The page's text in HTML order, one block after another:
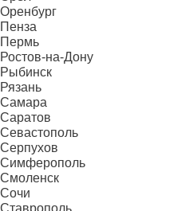
Оренбург
Пенза
Пермь
Ростов-на-Дону
Рыбинск
Рязань
Самара
Саратов
Севастополь
Серпухов
Симферополь
Смоленск
Сочи
Ставрополь